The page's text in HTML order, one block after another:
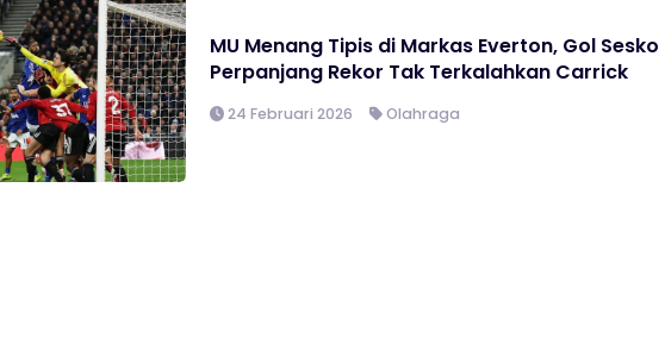
MU Menang Tipis di Markas Everton, Gol Sesko
Perpanjang Rekor Tak Terkalahkan Carrick
24 Februari 2026 Olahraga